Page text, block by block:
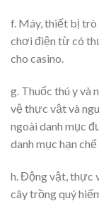
f. Máy, thiết bị
chơi điện từ có
cho casino.
g. Thuốc thú y và
vệ thực vật và
ngoài danh mục
danh mục hạn
h. Động vật, thực
cây trồng quý